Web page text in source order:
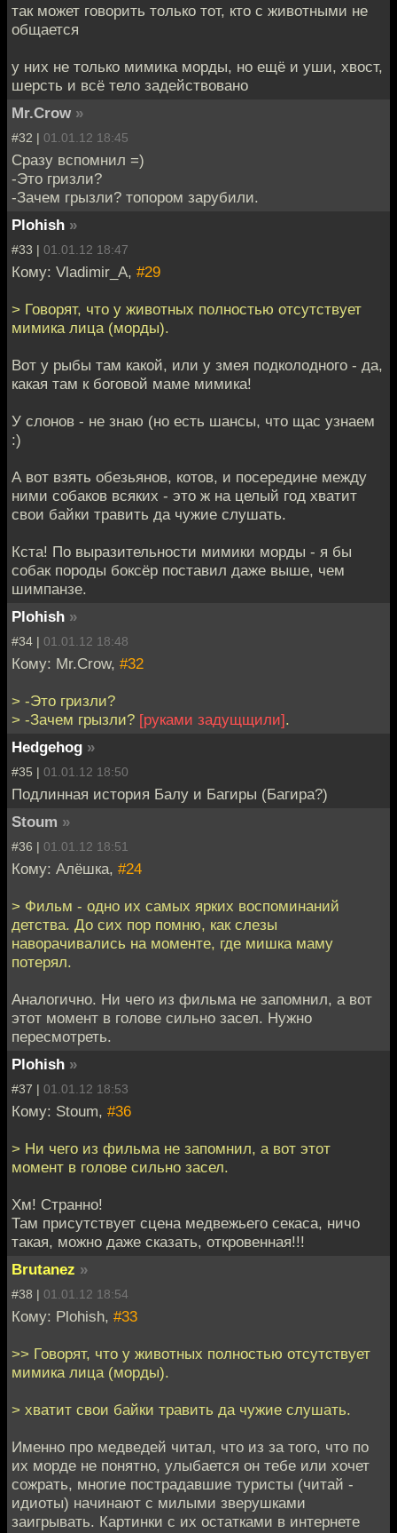
так может говорить только тот, кто с животными не
общается
у них не только мимика морды, но ещё и уши, хвост,
шерсть и всё тело задействовано
Mr.Crow »
#32 | 01.01.12 18:45
Сразу вспомнил =)
-Это гризли?
-Зачем грызли? топором зарубили.
Plohish »
#33 | 01.01.12 18:47
Кому: Vladimir_A, #29
> Говорят, что у животных полностью отсутствует
мимика лица (морды).
Вот у рыбы там какой, или у змея подколодного - да,
какая там к боговой маме мимика!
У слонов - не знаю (но есть шансы, что щас узнаем
:)
А вот взять обезьянов, котов, и посередине между
ними собаков всяких - это ж на целый год хватит
свои байки травить да чужие слушать.
Кста! По выразительности мимики морды - я бы
собак породы боксёр поставил даже выше, чем
шимпанзе.
Plohish »
#34 | 01.01.12 18:48
Кому: Mr.Crow, #32
> -Это гризли?
> -Зачем грызли? [руками задущщили].
Hedgehog »
#35 | 01.01.12 18:50
Подлинная история Балу и Багиры (Багира?)
Stoum »
#36 | 01.01.12 18:51
Кому: Алёшка, #24
> Фильм - одно их самых ярких воспоминаний
детства. До сих пор помню, как слезы
наворачивались на моменте, где мишка маму
потерял.
Аналогично. Ни чего из фильма не запомнил, а вот
этот момент в голове сильно засел. Нужно
пересмотреть.
Plohish »
#37 | 01.01.12 18:53
Кому: Stoum, #36
> Ни чего из фильма не запомнил, а вот этот
момент в голове сильно засел.
Хм! Странно!
Там присутствует сцена медвежьего секаса, ничо
такая, можно даже сказать, откровенная!!!
Brutanez »
#38 | 01.01.12 18:54
Кому: Plohish, #33
>> Говорят, что у животных полностью отсутствует
мимика лица (морды).
> хватит свои байки травить да чужие слушать.
Именно про медведей читал, что из за того, что по
их морде не понятно, улыбается он тебе или хочет
сожрать, многие пострадавшие туристы (читай -
идиоты) начинают с милыми зверушками
заигрывать. Картинки с их остатками в интернете